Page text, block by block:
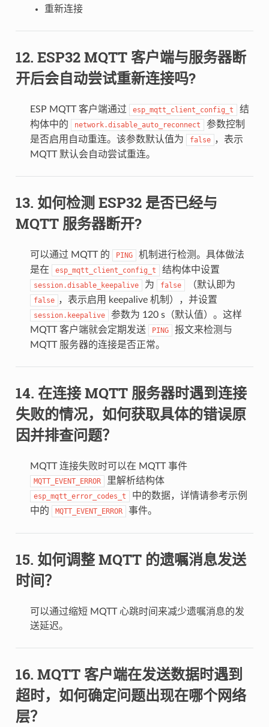
重新连接
ESP32 MQTT 客户端与服务器断
开后会自动尝试重新连接吗?
ESP MQTT 客户端通过 esp_mqtt_client_config_t
结
构体中的
network.disable_auto_reconnect
参数控制
是否启用自动重连。该参数默认值为
false ，表示
MQTT 默认会自动尝试重连。
如何检测 ESP32 是否已经与
MQTT 服务器断开?
可以通过 MQTT 的 PING
机制进行检测。具体做法
是在
esp_mqtt_client_config_t 结构体中设置
session.disable_keepalive 为 false （默认即为
false ，表示启用 keepalive 机制），并设置
session.keepalive
参数为 120 s（默认值）。这样
MQTT 客户端就会定期发送
PING
报文来检测与
MQTT 服务器的连接是否正常。
在连接 MQTT 服务器时遇到连接
失败的情况，如何获取具体的错误原
因并排查问题？
MQTT 连接失败时可以在 MQTT 事件
MQTT_EVENT_ERROR 里解析结构体
esp_mqtt_error_codes_t
中的数据，详情请参考示例
中的
MQTT_EVENT_ERROR 事件。
如何调整 MQTT 的遗嘱消息发送
时间？
可以通过缩短 MQTT 心跳时间来减少遗嘱消息的发
送延迟。
MQTT 客户端在发送数据时遇到
超时，如何确定问题出现在哪个网络
层？